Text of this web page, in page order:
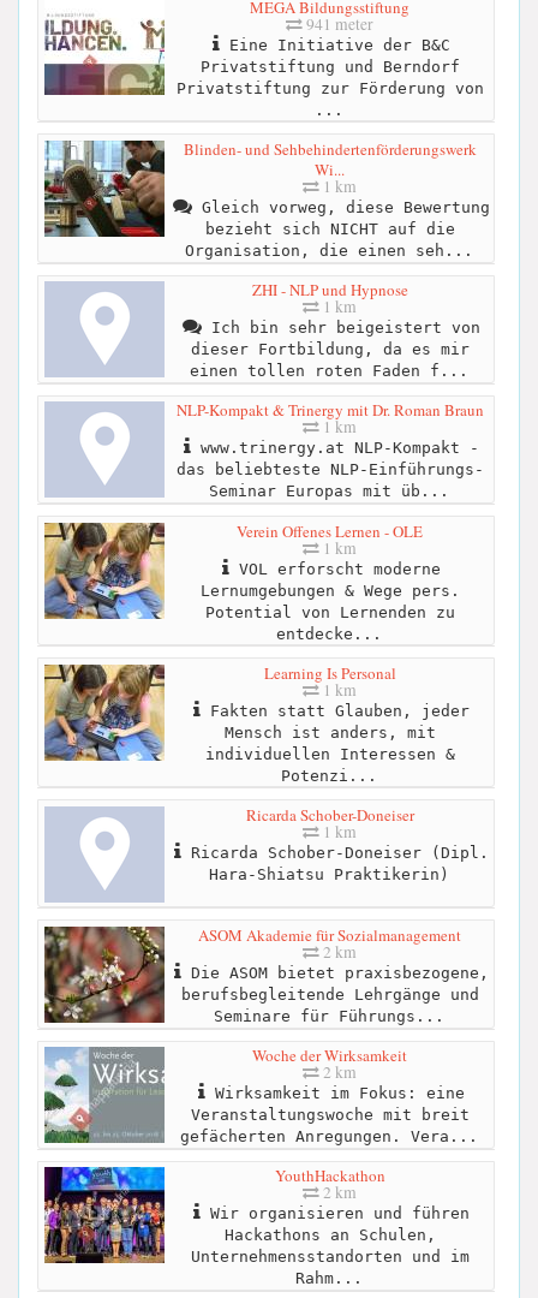
MEGA Bildungsstiftung
941 meter
Eine Initiative der B&C
Privatstiftung und Berndorf
Privatstiftung zur Förderung von
...
Blinden- und Sehbehindertenförderungswerk
Wi...
1 km
Gleich vorweg, diese Bewertung
bezieht sich NICHT auf die
Organisation, die einen seh...
ZHI - NLP und Hypnose
1 km
Ich bin sehr beigeistert von
dieser Fortbildung, da es mir
einen tollen roten Faden f...
NLP-Kompakt & Trinergy mit Dr. Roman Braun
1 km
www.trinergy.at NLP-Kompakt -
das beliebteste NLP-Einführungs-
Seminar Europas mit üb...
Verein Offenes Lernen - OLE
1 km
VOL erforscht moderne
Lernumgebungen & Wege pers.
Potential von Lernenden zu
entdecke...
Learning Is Personal
1 km
Fakten statt Glauben, jeder
Mensch ist anders, mit
individuellen Interessen &
Potenzi...
Ricarda Schober-Doneiser
1 km
Ricarda Schober-Doneiser (Dipl.
Hara-Shiatsu Praktikerin)
ASOM Akademie für Sozialmanagement
2 km
Die ASOM bietet praxisbezogene,
berufsbegleitende Lehrgänge und
Seminare für Führungs...
Woche der Wirksamkeit
2 km
Wirksamkeit im Fokus: eine
Veranstaltungswoche mit breit
gefächerten Anregungen. Vera...
YouthHackathon
2 km
Wir organisieren und führen
Hackathons an Schulen,
Unternehmensstandorten und im
Rahm...